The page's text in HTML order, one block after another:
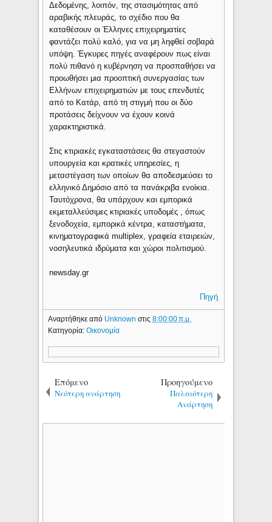
Δεδομένης, λοιπόν, της στασιμότητας από
αραβικής πλευράς, το σχέδιο που θα
καταθέσουν οι Έλληνες επιχειρηματίες
φαντάζει πολύ καλό, για να μη ληφθεί σοβαρά
υπόψη. Έγκυρες πηγές αναφέρουν πως είναι
πολύ πιθανό η κυβέρνηση να προσπαθήσει να
προωθήσει μια προοπτική συνεργασίας των
Ελλήνων επιχειρηματιών με τους επενδυτές
από το Κατάρ, από τη στιγμή που οι δύο
προτάσεις δείχνουν να έχουν κοινά
χαρακτηριστικά.
Στις κτιριακές εγκαταστάσεις θα στεγαστούν
υπουργεία και κρατικές υπηρεσίες, η
μεταστέγαση των οποίων θα αποδεσμεύσει το
ελληνικό Δημόσιο από τα πανάκριβα ενοίκια.
Ταυτόχρονα, θα υπάρχουν και εμπορικά
εκμεταλλεύσιμες κτιριακές υποδομές , όπως
ξενοδοχεία, εμπορικά κέντρα, καταστήματα,
κινηματογραφικά multiplex, γραφεία εταιρειών,
νοσηλευτικά ιδρύματα και χώροι πολιτισμού.
newsday.gr
Πηγή
Αναρτήθηκε από Unknownστις8:00:00 π.μ.
Κατηγορία:Οικονομία
Επόμενο
Νεότερη ανάρτηση
Προηγούμενο
Παλαιότερη
Ανάρτηση